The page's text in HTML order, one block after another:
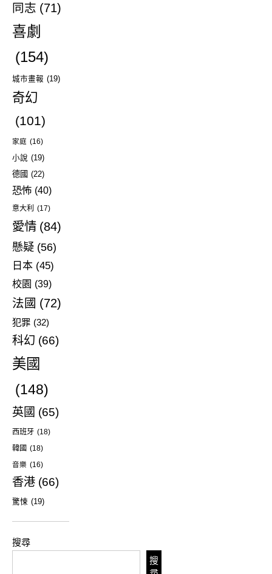
同志 (71)
喜劇
(154)
城市畫報 (19)
奇幻
(101)
家庭 (16)
小說 (19)
德國 (22)
恐怖 (40)
意大利 (17)
愛情 (84)
懸疑 (56)
日本 (45)
校園 (39)
法國 (72)
犯罪 (32)
科幻 (66)
美國
(148)
英國 (65)
西班牙 (18)
韓國 (18)
音樂 (16)
香港 (66)
驚悚 (19)
搜尋
搜